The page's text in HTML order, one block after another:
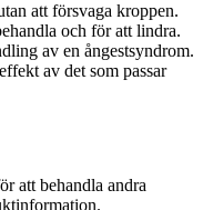
att försvaga kroppen.
och för att lindra.
av en ångestsyndrom.
av det som passar
att behandla andra